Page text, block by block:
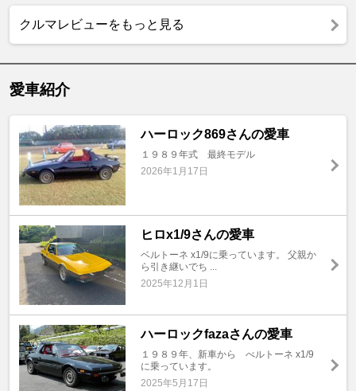
クルマレビューをもっと見る
愛車紹介
ハーロック869さんの愛車
１９８９年式 最終モデル
2026年1月17日
ヒロx1/9さんの愛車
ベルトーネ x1/9に乗っています。 父親か
ら引き継いでち ...
2025年12月1日
ハーロックfazaさんの愛車
１９８９年、新車から べルトーネ x1/9
に乗っています。
2025年5月17日